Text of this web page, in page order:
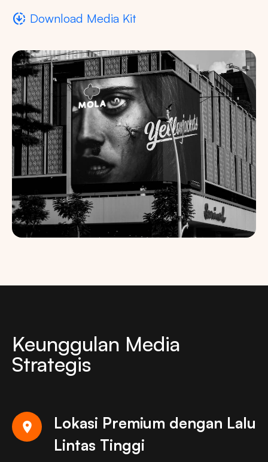
downloading Download Media Kit
Keunggulan Media
Strategis
location_on
Lokasi Premium dengan Lalu
Lintas Tinggi